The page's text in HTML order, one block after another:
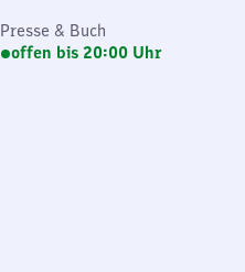
Presse & Buch
offen bis 20:00 Uhr